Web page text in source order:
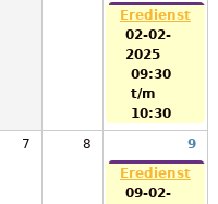
Eredienst
02-02-
2025
09:30
t/m
10:30
7 8
9
Eredienst
09-02-